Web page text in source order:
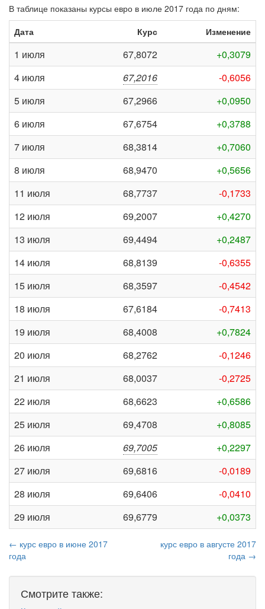
В таблице показаны курсы евро в июле 2017 года по дням:
Дата
Курс Изменение
1 июля 67,8072
+0,3079
4 июля
67,2016
-0,6056
5 июля
67,2966
+0,0950
6 июля
67,6754
+0,3788
7 июля
68,3814
+0,7060
8 июля
68,9470
+0,5656
11 июля
68,7737
-0,1733
12 июля
69,2007
+0,4270
13 июля
69,4494
+0,2487
14 июля
68,8139
-0,6355
15 июля
68,3597
-0,4542
18 июля
67,6184
-0,7413
19 июля
68,4008
+0,7824
20 июля
68,2762
-0,1246
21 июля
68,0037
-0,2725
22 июля
68,6623
+0,6586
25 июля
69,4708
+0,8085
26 июля
69,7005
+0,2297
27 июля
69,6816
-0,0189
28 июля
69,6406
-0,0410
29 июля
69,6779 +0,0373
← курс евро в июне 2017
года
курс евро в августе 2017
года →
Смотрите также: